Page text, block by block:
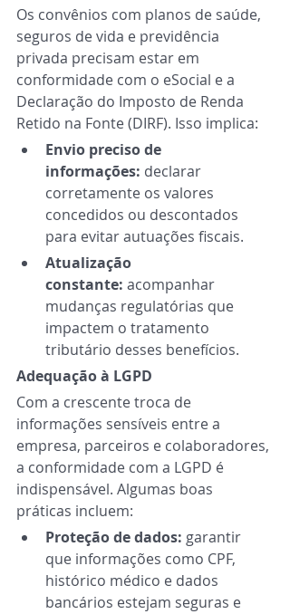
Os convênios com planos de saúde,
seguros de vida e previdência
privada precisam estar em
conformidade com o eSocial e a
Declaração do Imposto de Renda
Retido na Fonte (DIRF). Isso implica:
Envio preciso de
informações: declarar
corretamente os valores
concedidos ou descontados
para evitar autuações fiscais.
Atualização
constante: acompanhar
mudanças regulatórias que
impactem o tratamento
tributário desses benefícios.
Adequação à LGPD
Com a crescente troca de
informações sensíveis entre a
empresa, parceiros e colaboradores,
a conformidade com a LGPD é
indispensável. Algumas boas
práticas incluem:
Proteção de dados: garantir
que informações como CPF,
histórico médico e dados
bancários estejam seguras e